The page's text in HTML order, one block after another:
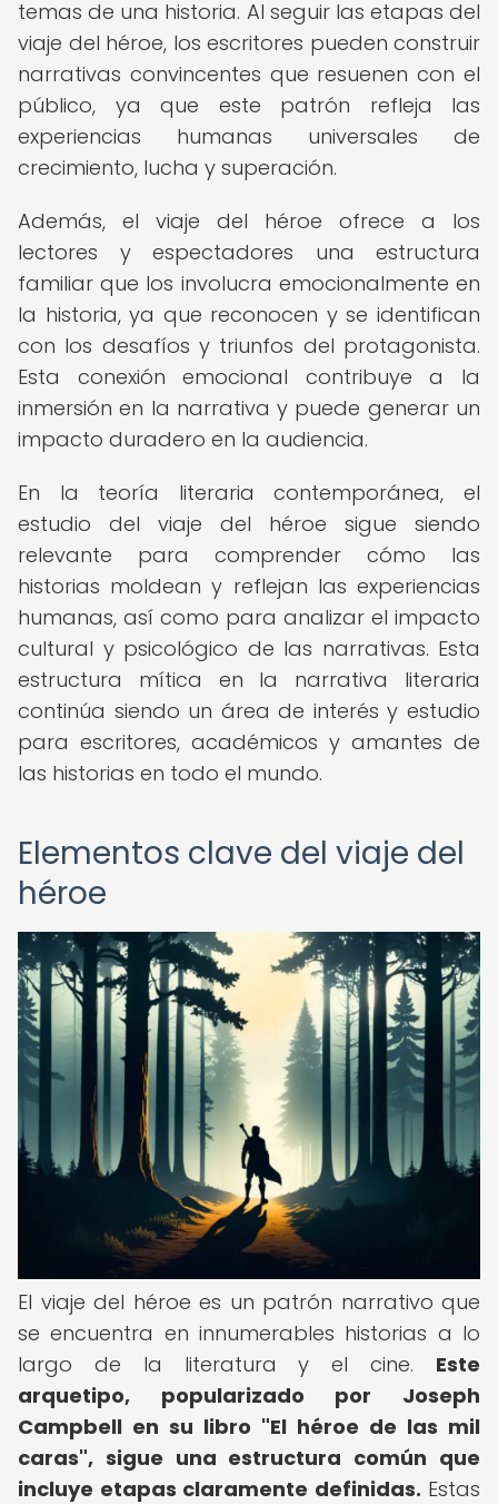
temas de una historia. Al seguir las etapas del
viaje del héroe, los escritores pueden construir
narrativas convincentes que resuenen con el
público, ya que este patrón refleja las
experiencias humanas universales de
crecimiento, lucha y superación.
Además, el viaje del héroe ofrece a los
lectores y espectadores una estructura
familiar que los involucra emocionalmente en
la historia, ya que reconocen y se identifican
con los desafíos y triunfos del protagonista.
Esta conexión emocional contribuye a la
inmersión en la narrativa y puede generar un
impacto duradero en la audiencia.
En la teoría literaria contemporánea, el
estudio del viaje del héroe sigue siendo
relevante para comprender cómo las
historias moldean y reflejan las experiencias
humanas, así como para analizar el impacto
cultural y psicológico de las narrativas. Esta
estructura mítica en la narrativa literaria
continúa siendo un área de interés y estudio
para escritores, académicos y amantes de
las historias en todo el mundo.
Elementos clave del viaje del
héroe
El viaje del héroe es un patrón narrativo que
se encuentra en innumerables historias a lo
largo de la literatura y el cine. Este
arquetipo, popularizado por Joseph
Campbell en su libro "El héroe de las mil
caras", sigue una estructura común que
incluye etapas claramente definidas. Estas